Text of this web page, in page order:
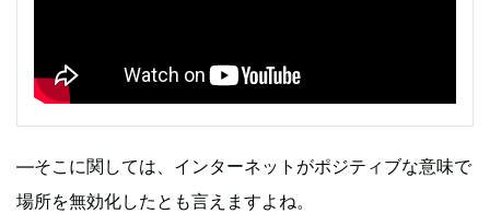
―そこに関しては、インターネットがポジティブな意味で
場所を無効化したとも言えますよね。